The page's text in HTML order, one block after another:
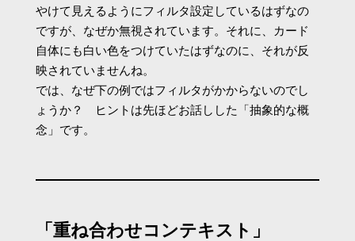
やけて見えるようにフィルタ設定しているはずなの
ですが、なぜか無視されています。それに、カード
自体にも白い色をつけていたはずなのに、それが反
映されていませんね。
では、なぜ下の例ではフィルタがかからないのでし
ょうか？ ヒントは先ほどお話しした「抽象的な概
念」です。
「重ね合わせコンテキスト」